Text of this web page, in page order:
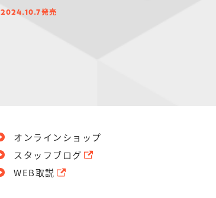
2024.10.7発売
オンラインショップ
スタッフブログ
WEB取説